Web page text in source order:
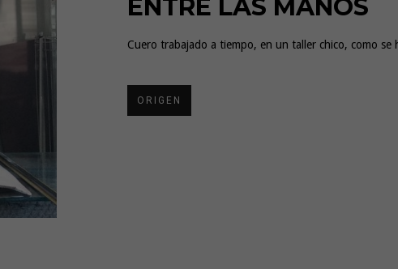
ENTRE LAS MANOS
Cuero trabajado a tiempo, en un taller chico, como se
ORIGEN